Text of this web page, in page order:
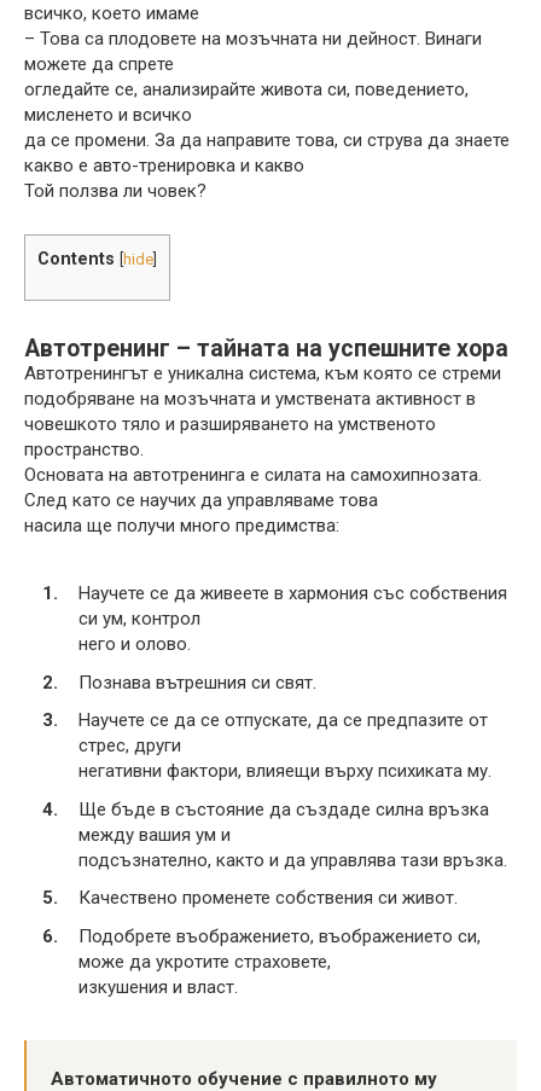
всичко, което имаме
– Това са плодовете на мозъчната ни дейност. Винаги
можете да спрете
огледайте се, анализирайте живота си, поведението,
мисленето и всичко
да се промени. За да направите това, си струва да знаете
какво е авто-тренировка и какво
Той ползва ли човек?
Contents [hide]
Автотренинг – тайната на успешните хора
Автотренингът е уникална система, към която се стреми
подобряване на мозъчната и умствената активност в
човешкото тяло и разширяването на умственото
пространство.
Основата на автотренинга е силата на самохипнозата.
След като се научих да управляваме това
насила ще получи много предимства:
Научете се да живеете в хармония със собствения
си ум, контрол
него и олово.
Познава вътрешния си свят.
Научете се да се отпускате, да се предпазите от
стрес, други
негативни фактори, влияещи върху психиката му.
Ще бъде в състояние да създаде силна връзка
между вашия ум и
подсъзнателно, както и да управлява тази връзка.
Качествено променете собствения си живот.
Подобрете въображението, въображението си,
може да укротите страховете,
изкушения и власт.
Автоматичното обучение с правилното му